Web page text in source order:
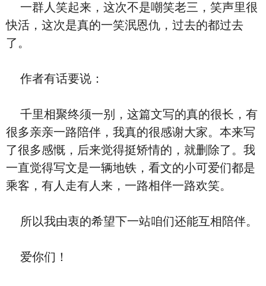
一群人笑起来，这次不是嘲笑老三，笑声里很
快活，这次是真的一笑泯恩仇，过去的都过去
了。
作者有话要说：
千里相聚终须一别，这篇文写的真的很长，有
很多亲亲一路陪伴，我真的很感谢大家。本来写
了很多感慨，后来觉得挺矫情的，就删除了。我
一直觉得写文是一辆地铁，看文的小可爱们都是
乘客，有人走有人来，一路相伴一路欢笑。
所以我由衷的希望下一站咱们还能互相陪伴。
爱你们！